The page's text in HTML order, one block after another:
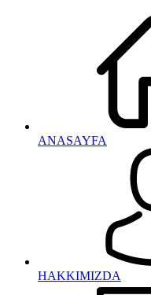
ANASAYFA
HAKKIMIZDA